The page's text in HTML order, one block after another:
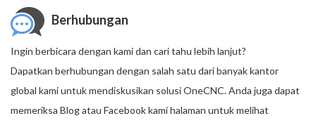
Berhubungan
Ingin berbicara dengan kami dan cari tahu lebih lanjut?
Dapatkan berhubungan dengan salah satu dari banyak kantor
global kami untuk mendiskusikan solusi OneCNC. Anda juga dapat
memeriksa Blog atau Facebook kami halaman untuk melihat